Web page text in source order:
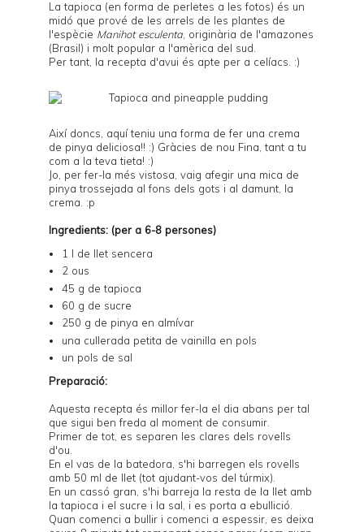
La tapioca (en forma de perletes a les fotos) és un
midó que prové de les arrels de les plantes de
l'espècie Manihot esculenta , originària de l'amazones
(Brasil) i molt popular a l'amèrica del sud.
Per tant, la recepta d'avui és apte per a celíacs. :)
Així doncs, aquí teniu una forma de fer una crema
de pinya deliciosa!! :) Gràcies de nou Fina, tant a tu
com a la teva tieta! :)
Jo, per fer-la més vistosa, vaig afegir una mica de
pinya trossejada al fons dels gots i al damunt, la
crema. :p
Ingredients: (per a 6-8 persones)
1 l de llet sencera
2 ous
45 g de tapioca
60 g de sucre
250 g de pinya en almívar
una cullerada petita de vainilla en pols
un pols de sal
Preparació:
Aquesta recepta és millor fer-la el dia abans per tal
que sigui ben freda al moment de consumir.
Primer de tot, es separen les clares dels rovells
d'ou.
En el vas de la batedora, s'hi barregen els rovells
amb 50 ml de llet (tot ajudant-vos del túrmix).
En un cassó gran, s'hi barreja la resta de la llet amb
la tapioca i el sucre i la sal, i es porta a ebullició.
Quan comenci a bullir i comenci a espessir, es deixa